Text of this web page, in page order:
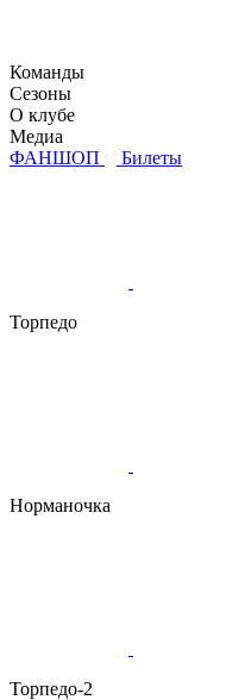
Команды
Сезоны
О клубе
Медиа
ФАНШОП
Билеты
Торпедо
Норманочка
Торпедо-2